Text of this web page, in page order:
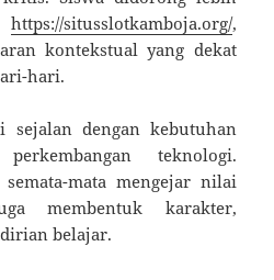
https://situsslotkamboja.org/,
kontekstual yang dekat
hari.
sejalan dengan kebutuhan
teknologi.
mata mengejar nilai
membentuk karakter,
belajar.